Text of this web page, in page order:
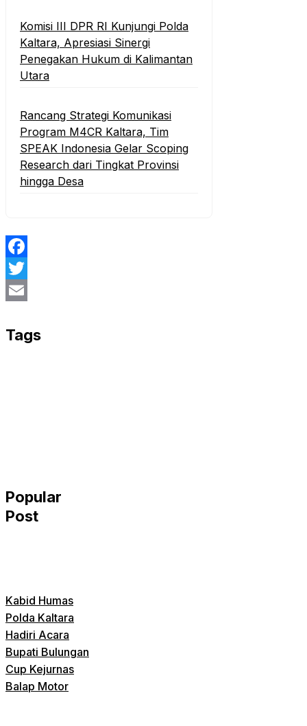
Komisi III DPR RI Kunjungi Polda
Kaltara, Apresiasi Sinergi
Penegakan Hukum di Kalimantan
Utara
Rancang Strategi Komunikasi
Program M4CR Kaltara, Tim
SPEAK Indonesia Gelar Scoping
Research dari Tingkat Provinsi
hingga Desa
Facebook
Twitter
Tags
Popular
Post
Kabid Humas
Polda Kaltara
Hadiri Acara
Bupati Bulungan
Cup Kejurnas
Balap Motor